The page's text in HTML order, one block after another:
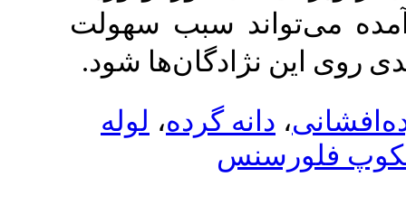
سبب سهولت
شود.
گرده، لوله